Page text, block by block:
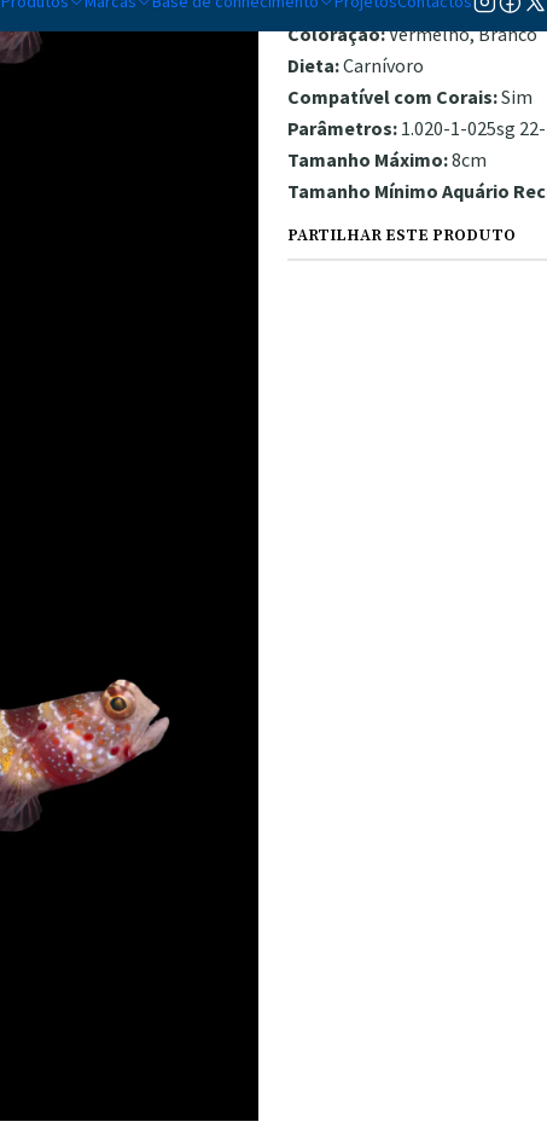
Coloração:Vermelho, Branco
Dieta:Carnívoro
Compatível com Corais:Sim
Parâmetros: 1.020-1-025sg
Tamanho Máximo:8cm
Tamanho Mínimo Aquário
PARTILHAR ESTE PRODUTO